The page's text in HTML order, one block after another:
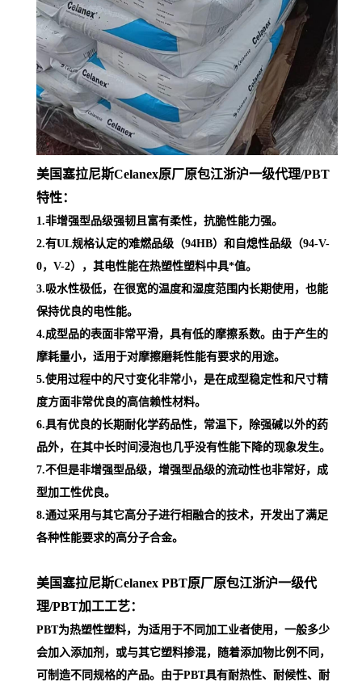
美国塞拉尼斯Celanex原厂原包江浙沪一级代理/PBT
特性：
1.非增强型品级强韧且富有柔性，抗脆性能力强。
2.有UL规格认定的难燃品级（94HB）和自熄性品级（94-V-
0，V-2），其电性能在热塑性塑料中具*值。
3.吸水性极低，在很宽的温度和湿度范围内长期使用，也能
保持优良的电性能。
4.成型品的表面非常平滑，具有低的摩擦系数。由于产生的
摩耗量小，适用于对摩擦磨耗性能有要求的用途。
5.使用过程中的尺寸变化非常小，是在成型稳定性和尺寸精
度方面非常优良的高信赖性材料。
6.具有优良的长期耐化学药品性，常温下，除强碱以外的药
品外，在其中长时间浸泡也几乎没有性能下降的现象发生。
7.不但是非增强型品级，增强型品级的流动性也非常好，成
型加工性优良。
8.通过采用与其它高分子进行相融合的技术，开发出了满足
各种性能要求的高分子合金。
美国塞拉尼斯Celanex PBT原厂原包江浙沪一级代
理/PBT加工工艺：
PBT为热塑性塑料，为适用于不同加工业者使用，一般多少
会加入添加剂，或与其它塑料掺混，随着添加物比例不同，
可制造不同规格的产品。由于PBT具有耐热性、耐候性、耐